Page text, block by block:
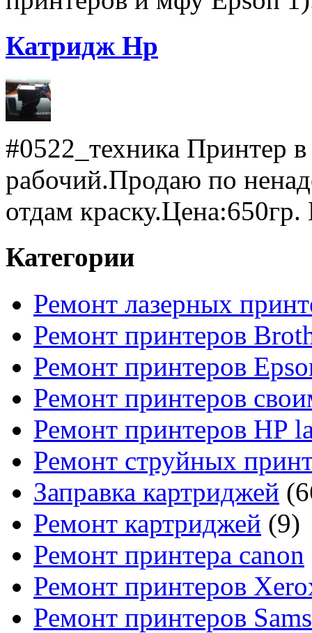
Катридж Hp
#0522_техника Принтер
рабочий.Продаю по
отдам краску.Цена:650гр.
Категории
Ремонт лазерных
Ремонт принтеров
Ремонт принтеров
Ремонт принтеров
Ремонт принтеров HP
Ремонт струйных
Заправка картриджей
Ремонт картриджей (9)
Ремонт принтера canon
Ремонт принтеров
Ремонт принтеров